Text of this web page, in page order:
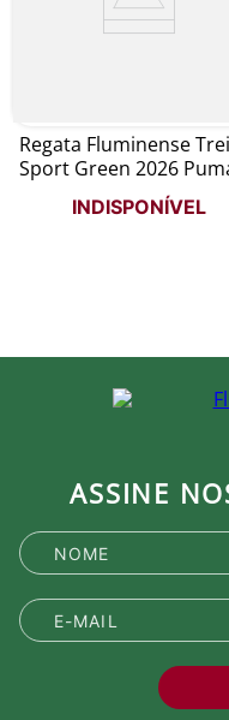
Regata Fluminense
Sport Green 2026
INDISPONÍVEL
ASSINE